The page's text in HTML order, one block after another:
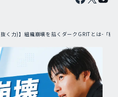
く力)】組織崩壊を招くダークGRITとは-「組